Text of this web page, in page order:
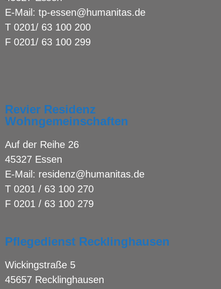
E-Mail: tp-essen@humanitas.de
T 0201/ 63 100 200
F 0201/ 63 100 299
Revier Residenz
Wohngemeinschaften
Auf der Reihe 26
45327 Essen
E-Mail: residenz@humanitas.de
T 0201 / 63 100 270
F 0201 / 63 100 279
Pflegedienst Recklinghausen
Wickingstraße 5
45657 Recklinghausen